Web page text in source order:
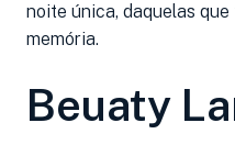
noite única, daquelas
memória.
Beuaty